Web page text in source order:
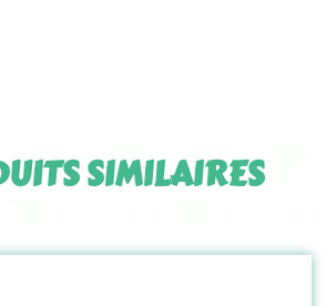
SIMILAIRES